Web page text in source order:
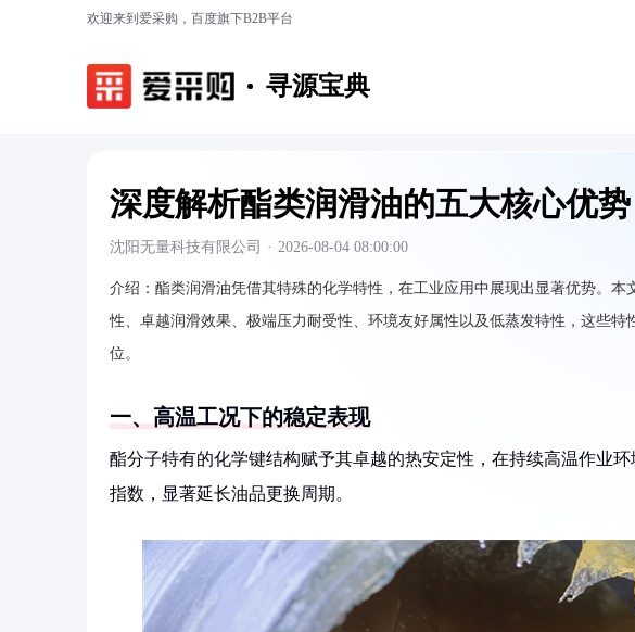
欢迎来到爱采购，百度旗下B2B平台
寻源宝典
深度解析酯类润滑油的五大核心优势
沈阳无量科技有限公司 · 2026-08-04 08:00:00
介绍： 酯类润滑油凭借其特殊的化学特性，在工业应用中展现出显著优势。
性、卓越润滑效果、极端压力耐受性、环境友好属性以及低蒸发特性，这些
位。
一、高温工况下的稳定表现
酯分子特有的化学键结构赋予其卓越的热安定性，在持续高温作业
指数，显著延长油品更换周期。